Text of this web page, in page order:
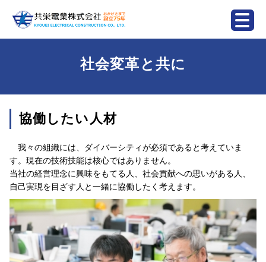
社会変革と共に
協働したい人材
我々の組織には、ダイバーシティが必須であると考えていま
す。現在の技術技能は核心ではありません。
当社の経営理念に興味をもてる人、社会貢献への思いがある人、
自己実現を目ざす人と一緒に協働したく考えます。